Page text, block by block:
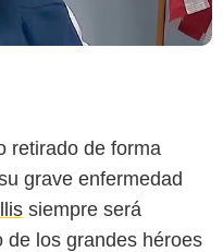
retirado de forma
grave enfermedad
siempre será
de los grandes héroes